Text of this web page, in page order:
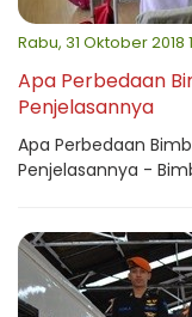
Rabu, 31 Oktober 2018
Apa Perbedaan
Penjelasannya
Apa Perbedaan
Penjelasannya -